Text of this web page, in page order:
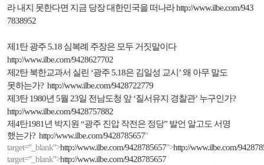
라 내지 못한다면 지금 당장 대한민국을 떠나라http://www.ilbe.com/943
7838952
제 1탄 광주 5.18 심복례 주장은 모두 거짓말이다
http://www.ilbe.com/9428627702
제 2탄 북한교과서 실린 ‘광주 5.18은 김일성 교시 ’왜 아무 말도
못하는가? http://www.ilbe.com/9428722779
제 3탄1980년 5월 23일 전남도청 앞‘질서유지 경찰관’ 누구인가?
http://www.ilbe.com/9428757882
제 4탄1981년 박지원 “광주 진압 작전은 정당” 발언 알고도 서명
했는가? http://www.ilbe.com/9428785657"
target="_blank">http://www.ilbe.com/9428785657">http://www.ilbe.com/
target="_blank">http://www.ilbe.com/9428785657